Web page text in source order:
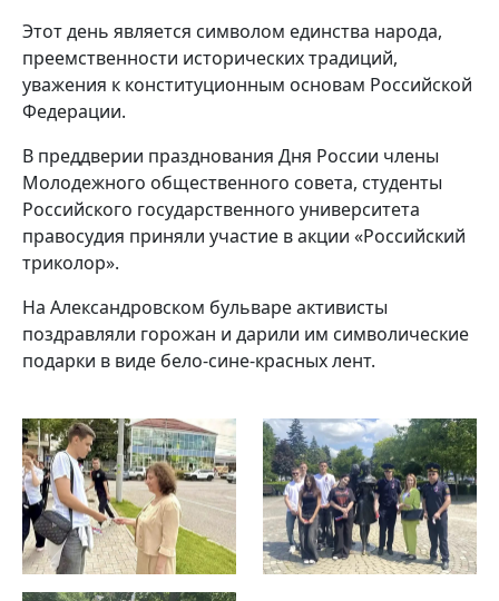
Этот день является символом единства народа,
преемственности исторических традиций,
уважения к конституционным основам Российской
Федерации.
В преддверии празднования Дня России члены
Молодежного общественного совета, студенты
Российского государственного университета
правосудия приняли участие в акции «Российский
триколор».
На Александровском бульваре активисты
поздравляли горожан и дарили им символические
подарки в виде бело-сине-красных лент.